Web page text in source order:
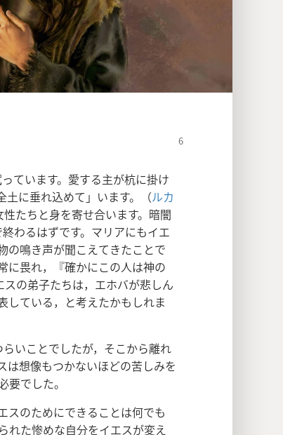
ています。愛する主が杭に掛け
土に垂れ込めて」います。（ルカ
たちと身を寄せ合います。暗闇
わるはずです。マリアにもイエ
の鳴き声が聞こえてきたことで
に畏れ，『確かにこの人は神の
スの弟子たちは，エホバが悲しん
している，と考えたかもしれま
いことでしたが，そこから離れ
は想像もつかないほどの苦しみを
でした。
スのためにできることは何でも
れた惨めな自分をイエスが変え